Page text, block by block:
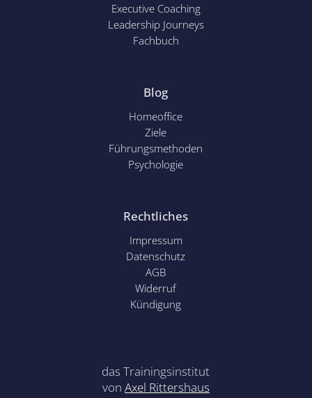
Executive Coaching
Leadership Journeys
Fachbuch
Blog
Homeoffice
Ziele
Führungsmethoden
Psychologie
Rechtliches
Impressum
Datenschutz
AGB
Widerruf
Kündigung
das Trainingsinstitut
von Axel Rittershaus